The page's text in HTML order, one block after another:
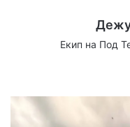
Екип на Под